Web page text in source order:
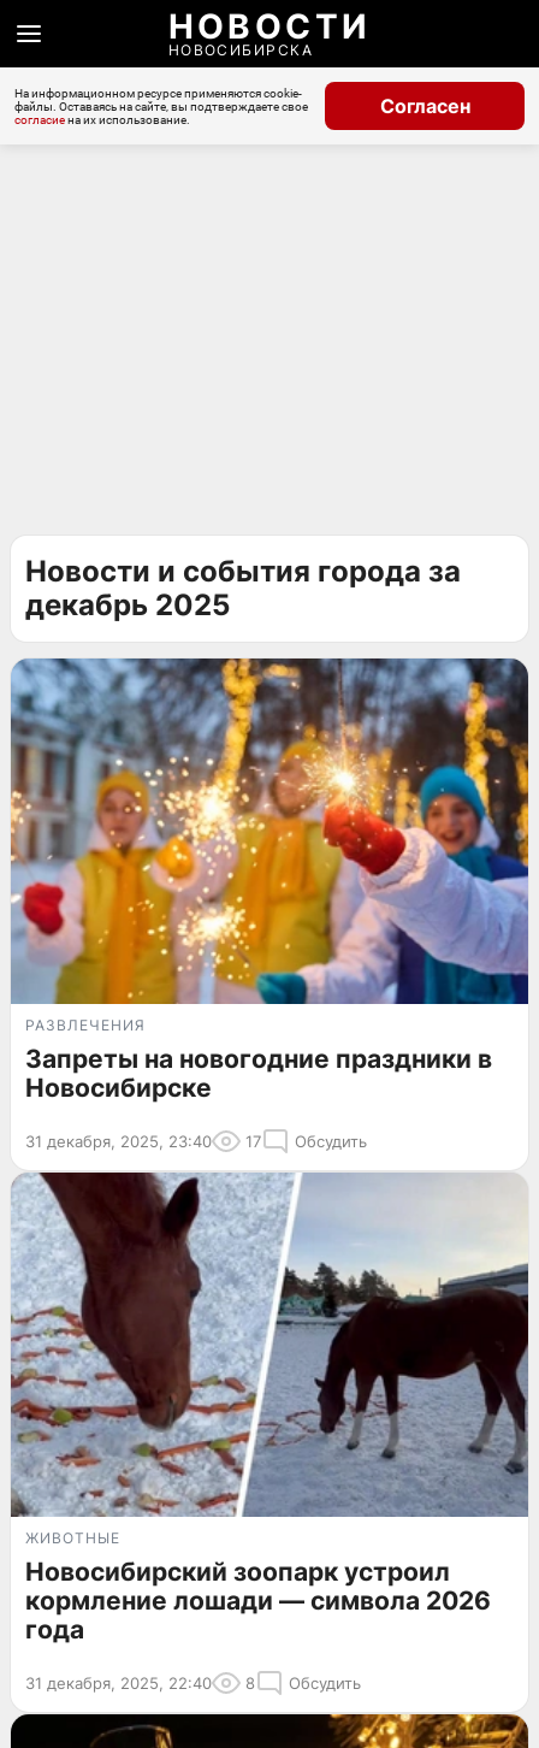
НОВОСТИ
НОВОСИБИРСКА
На информационном ресурсе применяются cookie-
файлы. Оставаясь на сайте, вы подтверждаете свое
согласиена их использование.
Согласен
Новости и события города за
декабрь 2025
РАЗВЛЕЧЕНИЯ
Запреты на новогодние праздники в
Новосибирске
31 декабря, 2025, 23:40 17 Обсудить
ЖИВОТНЫЕ
Новосибирский зоопарк устроил
кормление лошади — символа 2026
года
31 декабря, 2025, 22:40 8 Обсудить